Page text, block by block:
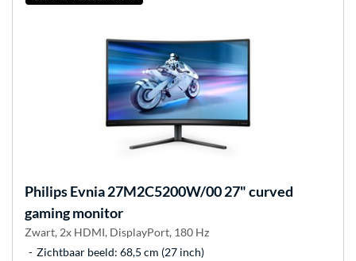
PhilipsEvnia 27M2C5200W/00 27" curved
gaming monitor
Zwart, 2x HDMI, DisplayPort, 180 Hz
Zichtbaar beeld: 68,5 cm (27 inch)